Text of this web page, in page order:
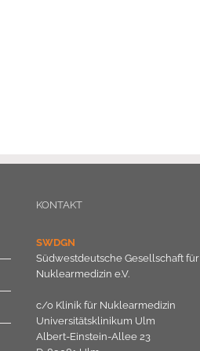
KONTAKT
SWDGN
Südwestdeutsche Gesellschaft für
Nuklearmedizin e.V.
c/o Klinik für Nuklearmedizin
Universitätsklinikum Ulm
Albert-Einstein-Allee 23